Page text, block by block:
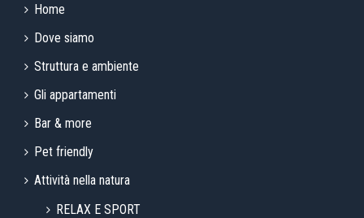
Home
Dove siamo
Struttura e ambiente
Gli appartamenti
Bar & more
Pet friendly
Attività nella natura
RELAX E SPORT